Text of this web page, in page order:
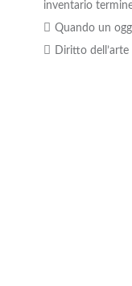
inventario
Quando un
Diritto dell’arte